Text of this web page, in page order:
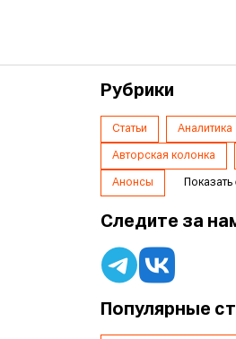
Рубрики
Статьи Аналитика
Авторская колонка
Анонсы
Следите за
Популярные